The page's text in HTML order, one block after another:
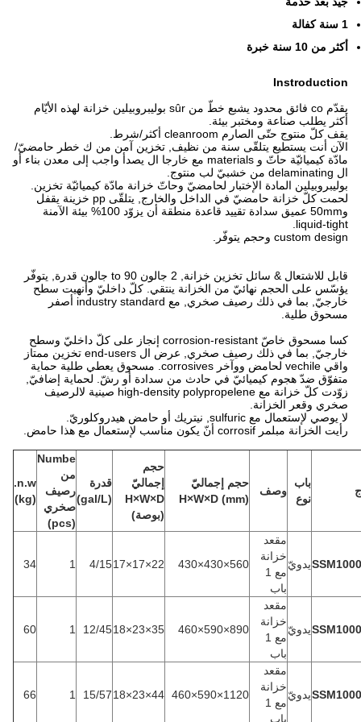
1 سنة كفالة
أكثر من 10 سنة خبرة
Instroduction
يقدّم co فائق محدود يشبع خطّ من sûr بوليبروبيلين خزانة لهذه الأيّام
أكثر يطلب صناعة ومختبر بيئة.
يقف كلّ منتوج حتّى الصارم cleanroom أكثر/شرط.
الآن أنت يستطيع يتلقّى سنة من نظيف, تخزين آمن من ك خطر حامضيّ/
مادّة كيميائيّة حاتّ و materials مع خارجا ال يصدأ واجب إلى معدن بناء أو
ال delaminating من خشبيّ لب منتوج.
بوليبروبيلين المادة الإختبار لحامضيّ وحاتّ خزانة مادّة كيميائيّة تخزين.
لحمت كلّ خزانة حامضيّ في الداخل والخارج, يتلقّى pp خزينة يقفل
و50mm عميق سدادة تقييد قاعدة منطقة أن يزوّد 100% بيئة الآمنة
liquid-tight.
custom design وحجم يتوفّر.
قابل للاشتعال & سائل تخزين خزانة, 2 جالون to 90 جالون قدرة, يتوفّر
يؤسّس على الحجم نهائيّ من الخزانة ينتقي. كلّ داخليّ وأنهيت سطح
خارجيّ, بما في ذلك رصيف صخري, مع industry standard أصفر
مسحوق طلية.
كسا مسحوق خاصّ corrosion-resistant إنجاز على كلّ داخليّ وسطح
خارجيّ, بما في ذلك رصيف صخري, عرض ال end-users تخزين ممتاز
واقي vechile لحامض ووآخر corrosives. مسحوق يعطي طلية حماية
متفوّق ضدّ هجوم كيميائيّ في حادث من سدادة أو رشّ. لحماية إضافيّ,
زوّدت كلّ خزانة مع high-density polypropelene صينية لالرصيف
صخري وقعر الخزانة.
لا يوصي لإستعمال مع sulfuric, نيتريك أو حامض هيدروكلوريّ.
رأيت الخزانة مبلمر corrosif أنّ يكون مناسب لإستعمال مع هذا حامض.
باب
نوع
وصف
حجم إجماليّ
H×W×D (mm)
حجم
إجماليّ
H×W×D
(بوصة)
قدرة
Numbe
من
رصيف
صخري
n.w.
يدويّ
مقعد
خزانة
مع 1
باب
560×430×430
22×17×17
4/15
34
يدويّ
مقعد
خزانة
مع 1
باب
890×590×460
35×23×18
12/45
60
يدويّ
مقعد
خزانة
مع 1
باب
1120×590×460
44×23×18
15/57
66